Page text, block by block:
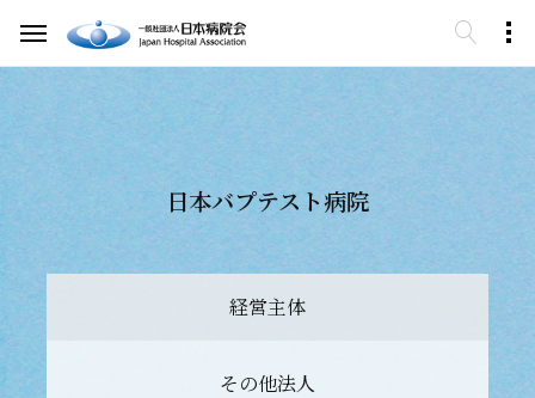
日本バプテスト病院
経営主体
その他法人